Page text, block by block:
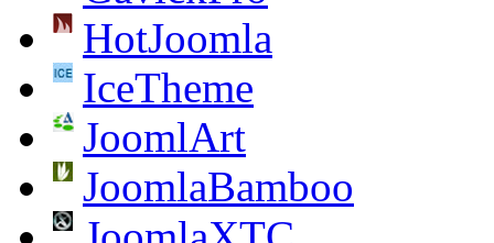
HotJoomla
IceTheme
JoomlArt
JoomlaBamboo